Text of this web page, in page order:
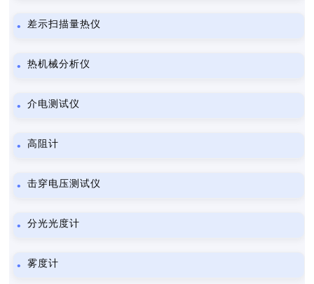
差示扫描量热仪
热机械分析仪
介电测试仪
高阻计
击穿电压测试仪
分光光度计
雾度计